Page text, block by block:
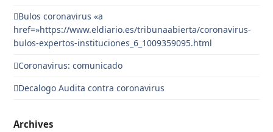
Bulos coronavirus «a
href=»https://www.eldiario.es/tribunaabierta/coronavirus-
bulos-expertos-instituciones_6_1009359095.html
Coronavirus: comunicado
Decalogo Audita contra coronavirus
Archives